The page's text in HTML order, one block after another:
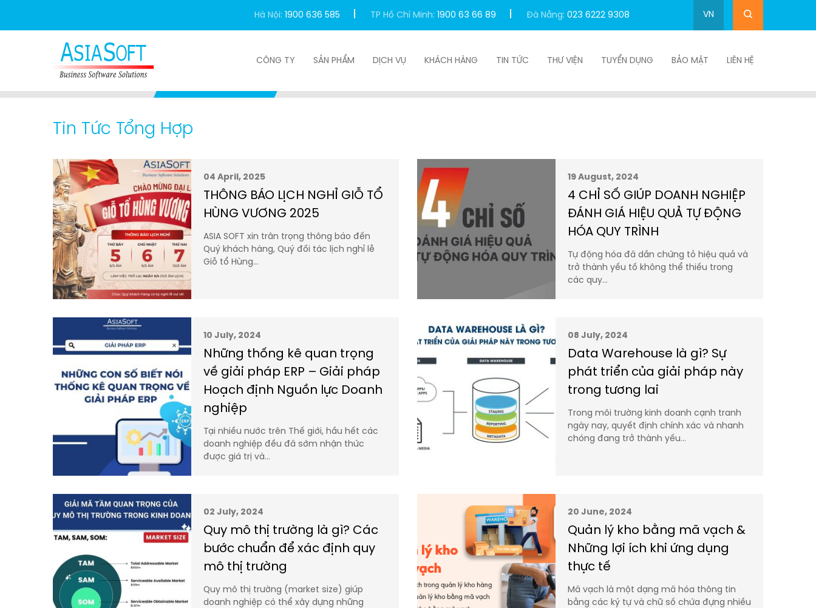
Hà Nội: 1900 636 585 TP Hồ Chí Minh: 1900 63 66 89 Đà Nẵng: 023 6222 9308 VN
CÔNG TY SẢN PHẨM DỊCH VỤ KHÁCH HÀNG TIN TỨC THƯ VIỆN TUYỂN DỤNG BẢO MẬT LIÊN HỆ
Tin Tức Tổng Hợp
04 April, 2025
THÔNG BÁO LỊCH NGHỈ GIỖ TỔ
HÙNG VƯƠNG 2025
ASIA SOFT xin trân trọng thông báo đến
Quý khách hàng, Quý đối tác lịch nghỉ lễ
Giỗ tổ Hùng…
19 August, 2024
4 CHỈ SỐ GIÚP DOANH NGHIỆP
ĐÁNH GIÁ HIỆU QUẢ TỰ ĐỘNG
HÓA QUY TRÌNH
Tự động hóa đã dần chứng tỏ hiệu quả và
trở thành yếu tố không thể thiếu trong
các quy…
10 July, 2024
Những thống kê quan trọng
về giải pháp ERP – Giải pháp
Hoạch định Nguồn lực Doanh
nghiệp
Tại nhiều nước trên Thế giới, hầu hết các
doanh nghiệp đều đã sớm nhận thức
được giá trị và…
08 July, 2024
Data Warehouse là gì? Sự
phát triển của giải pháp này
trong tương lai
Trong môi trường kinh doanh cạnh tranh
ngày nay, quyết định chính xác và nhanh
chóng đang trở thành yếu…
02 July, 2024
Quy mô thị trường là gì? Các
bước chuẩn để xác định quy
mô thị trường
Quy mô thị trường (market size) giúp
doanh nghiệp có thể xây dựng những
20 June, 2024
Quản lý kho bằng mã vạch &
Những lợi ích khi ứng dụng
thực tế
Mã vạch là một dạng mã hóa thông tin
bằng các ký tự và chữ số chứa đựng nhiều